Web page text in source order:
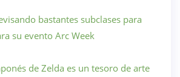
bastantes subclases para
su evento Arc Week
de Zelda es un tesoro de arte